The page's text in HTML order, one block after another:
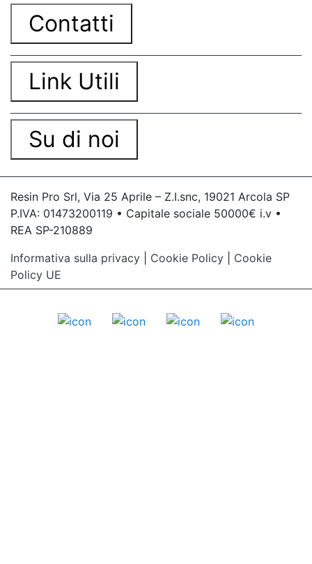
Contatti
Link Utili
Su di noi
Resin Pro Srl, Via 25 Aprile – Z.I.snc, 19021 Arcola SP
P.IVA: 01473200119 • Capitale sociale 50000€ i.v •
REA SP-210889
Informativa sulla privacy
Cookie Policy
Cookie
Policy UE